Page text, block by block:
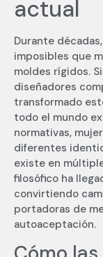
actual
Durante
imposibles que
moldes rígidos.
diseñadores
transformado
todo el mundo
normativas,
diferentes
existe en
filosófico ha
convirtiendo
portadoras de
autoaceptación.